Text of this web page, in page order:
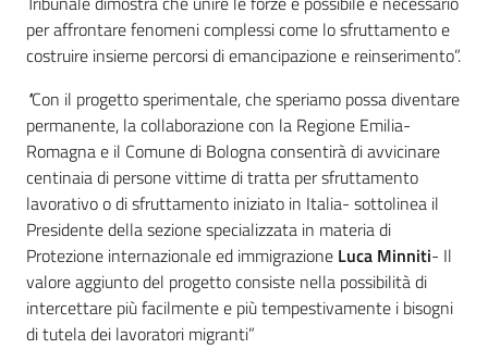
per affrontare fenomeni complessi come lo sfruttamento e
costruire insieme percorsi di emancipazione e reinserimento”.
"Con il progetto sperimentale, che speriamo possa diventare
permanente, la collaborazione con la Regione Emilia-
Romagna e il Comune di Bologna consentirà di avvicinare
centinaia di persone vittime di tratta per sfruttamento
lavorativo o di sfruttamento iniziato in Italia- sottolinea il
Presidente della sezione specializzata in materia di
Protezione internazionale ed immigrazione Luca Minniti- Il
valore aggiunto del progetto consiste nella possibilità di
intercettare più facilmente e più tempestivamente i bisogni
di tutela dei lavoratori migranti”